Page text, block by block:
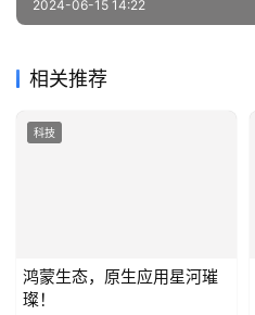
2024-06-15 14:22
相关推荐
科技
鸿蒙生态，原生应用星河璀
璨！